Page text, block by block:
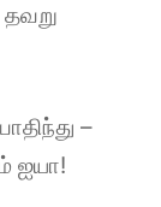
–
ஐயா!